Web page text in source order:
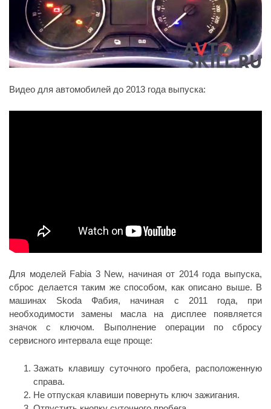
Видео для автомобилей до 2013 года выпуска:
Для моделей Fabia 3 New, начиная от 2014 года выпуска,
сброс делается таким же способом, как описано выше. В
машинах Skoda Фабия, начиная с 2011 года, при
необходимости замены масла на дисплее появляется
значок с ключом. Выполнение операции по сбросу
сервисного интервала еще проще:
Зажать клавишу суточного пробега, расположенную
справа.
Не отпуская клавиши повернуть ключ зажигания.